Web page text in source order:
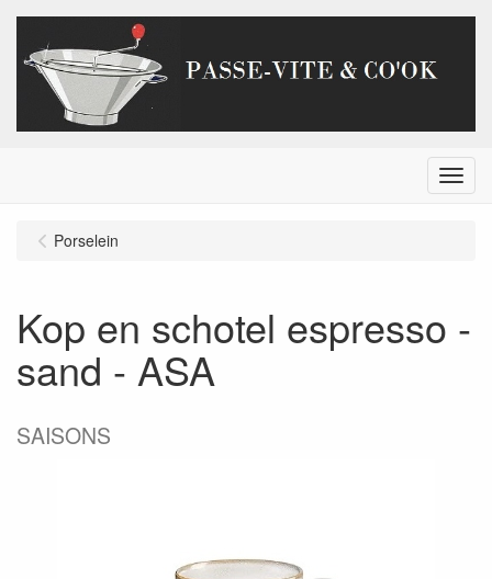
Menu
Porselein
Kop en schotel espresso -
sand - ASA
SAISONS